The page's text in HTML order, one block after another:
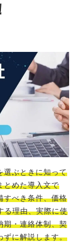
選ぶときに知って
とめた導入文で
すべき条件、価格
る理由、実際に使
期・連絡体制、契
ずに解説します。